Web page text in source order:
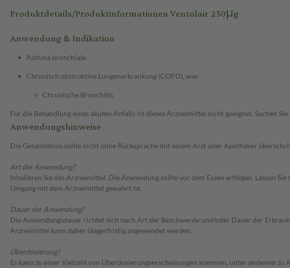
Produktdetails/Produktinformationen Ventolair 250μg
Anwendung & Indikation
Asthma bronchiale
Chronisch obstruktive Lungenerkrankung (COPD), wie:
Chronische Bronchitis
Für die Behandlung eines akuten Anfalls ist dieses Arzneimittel nicht geeignet. Suchen
Anwendungshinweise
Die Gesamtdosis sollte nicht ohne Rücksprache mit einem Arzt oder Apotheker
Art der Anwendung?
Inhalieren Sie das Arzneimittel. Die Anwendung sollte vor dem Essen erfolgen. Lassen
Umgang mit dem Arzneimittel gewährt ist.
Dauer der Anwendung?
Die Anwendungsdauer richtet sich nach Art der Beschwerde und/oder Dauer der
Arzneimittel kann daher längerfristig angewendet werden.
Überdosierung?
Es kann zu einer Vielzahl von Überdosierungserscheinungen kommen, unter anderem